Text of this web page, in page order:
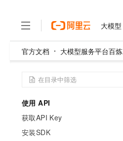
大模型
官方文档 大模型服务平台百炼
使用 API
获取API Key
安装SDK
大模型
产品
人工智能与机器学习
解决方案
AI
权益
定价
云市场
伙伴
服务
了解阿里云